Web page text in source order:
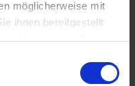
möglicherweise mit
ihnen bereitgestellt
Nutzung der Dienste